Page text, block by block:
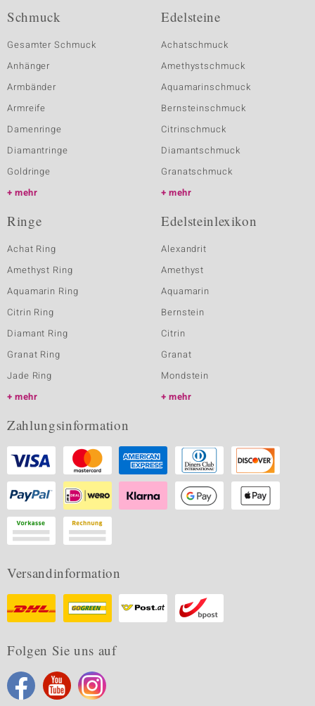
Schmuck
Gesamter Schmuck
Anhänger
Armbänder
Armreife
Damenringe
Diamantringe
Goldringe
mehr
Edelsteine
Achatschmuck
Amethystschmuck
Aquamarinschmuck
Bernsteinschmuck
Citrinschmuck
Diamantschmuck
Granatschmuck
mehr
Ringe
Achat Ring
Amethyst Ring
Aquamarin Ring
Citrin Ring
Diamant Ring
Granat Ring
Jade Ring
mehr
Edelsteinlexikon
Alexandrit
Amethyst
Aquamarin
Bernstein
Citrin
Granat
Mondstein
mehr
Zahlungsinformation
Versandinformation
Folgen Sie uns auf